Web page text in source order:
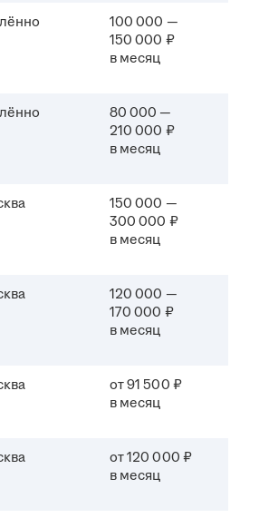
100 000 —
150 000 ₽
в месяц
80 000 —
210 000 ₽
в месяц
150 000 —
300 000 ₽
в месяц
120 000 —
170 000 ₽
в месяц
от 91 500 ₽
в месяц
от 120 000 ₽
в месяц